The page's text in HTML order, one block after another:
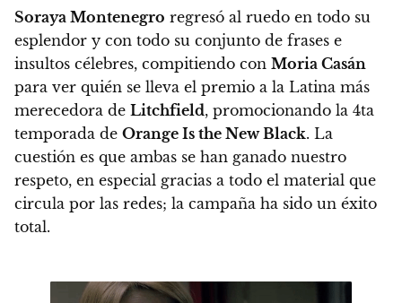
Soraya Montenegro regresó al ruedo en todo su
esplendor y con todo su conjunto de frases e
insultos célebres, compitiendo con Moria Casán
para ver quién se lleva el premio a la Latina más
merecedora de Litchfield, promocionando la 4ta
temporada de Orange Is the New Black. La
cuestión es que ambas se han ganado nuestro
respeto, en especial gracias a todo el material que
circula por las redes; la campaña ha sido un éxito
total.